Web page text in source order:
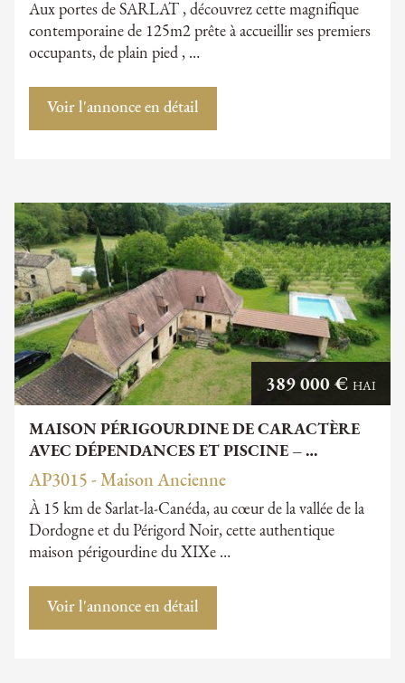
Aux portes de SARLAT , découvrez cette magnifique
contemporaine de 125m2 prête à accueillir ses premiers
occupants, de plain pied , …
Voir l'annonce en détail
MAISON PÉRIGOURDINE DE CARACTÈRE
AVEC DÉPENDANCES ET PISCINE – …
389 000 € HAI
AP3015 - Maison Ancienne
À 15 km de Sarlat-la-Canéda, au cœur de la vallée de la
Dordogne et du Périgord Noir, cette authentique
maison périgourdine du XIXe …
Voir l'annonce en détail